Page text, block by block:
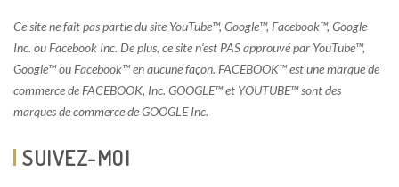
Ce site ne fait pas partie du site YouTube™, Google™, Facebook™, Google
Inc. ou Facebook Inc. De plus, ce site n’est PAS approuvé par YouTube™,
Google™ ou Facebook™ en aucune façon. FACEBOOK™ est une marque de
commerce de FACEBOOK, Inc. GOOGLE™ et YOUTUBE™ sont des
marques de commerce de GOOGLE Inc.
SUIVEZ-MOI